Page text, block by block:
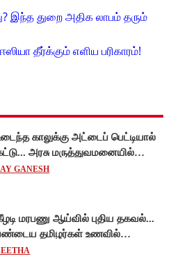
இந்த துறை அதிக லாபம் தரும்
தீர்க்கும் எளிய பரிகாரம்!
காலுக்கு அட்டைப் பெட்டியால்
அரசு மருத்துவமனையில்
சிகிச்சை... அதிர்ச்சி வீடியோ!
GANESH
மரபணு ஆய்வில் புதிய தகவல்...
தமிழர்கள் உணவில்
இறைச்சி பயன்பாடு!